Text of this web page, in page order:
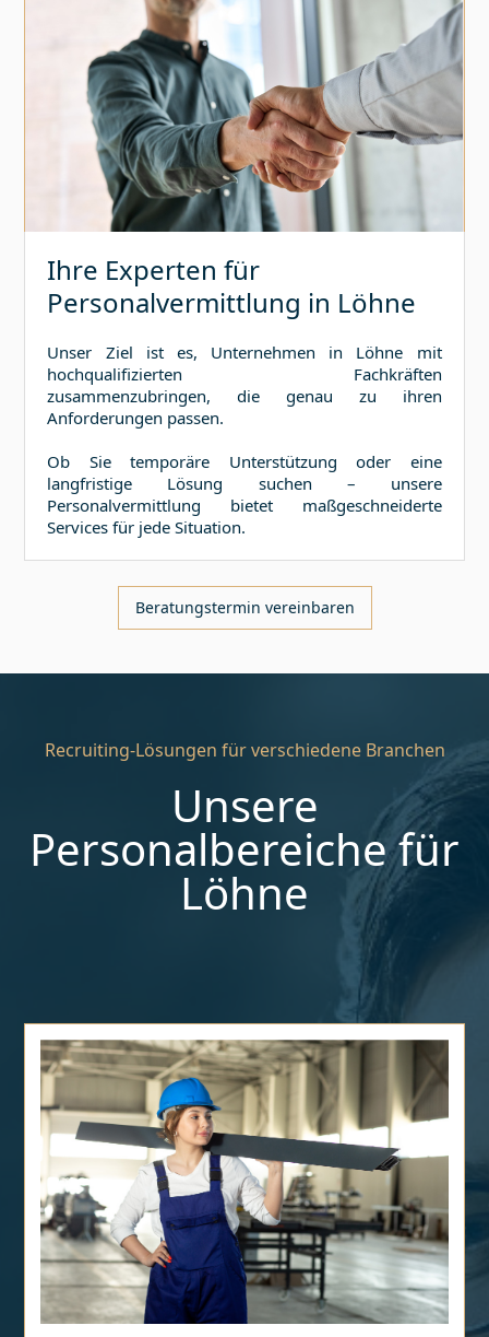
Ihre Experten für
Personalvermittlung in Löhne
Unser Ziel ist es, Unternehmen in Löhne mit
hochqualifizierten Fachkräften
zusammenzubringen, die genau zu ihren
Anforderungen passen.
Ob Sie temporäre Unterstützung oder eine
langfristige Lösung suchen – unsere
Personalvermittlung bietet maßgeschneiderte
Services für jede Situation.
Beratungstermin vereinbaren
Recruiting-Lösungen für verschiedene Branchen
Unsere
Personalbereiche für
Löhne